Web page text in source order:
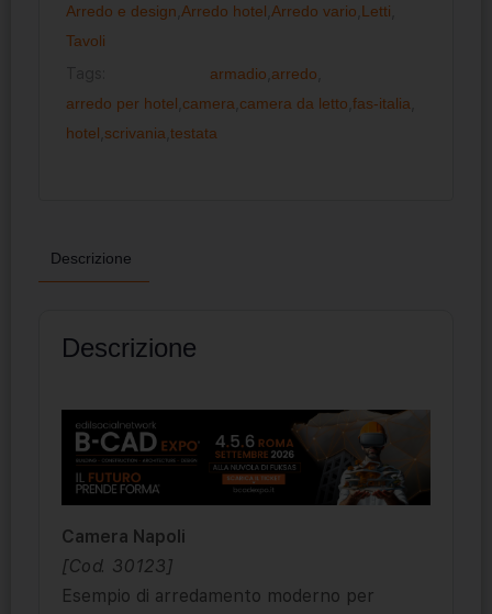
Arredo e design Arredo hotel Arredo vario Letti
Tavoli
armadio arredo
arredo per hotel camera camera da letto fas-italia
hotel scrivania testata
Descrizione
Descrizione
Camera Napoli
[Cod. 30123]
Esempio di arredamento moderno per